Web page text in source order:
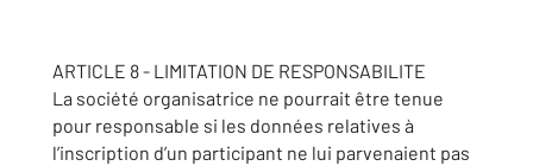
ARTICLE 8 - LIMITATION DE RESPONSABILITE
La société organisatrice ne pourrait être tenue
pour responsable si les données relatives à
l’inscription d’un participant ne lui parvenaient pas